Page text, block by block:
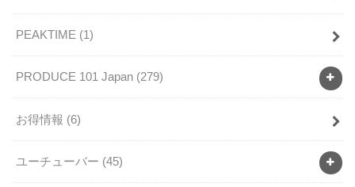
PEAKTIME (1)
PRODUCE 101 Japan (279)
お得情報 (6)
ユーチューバー (45)